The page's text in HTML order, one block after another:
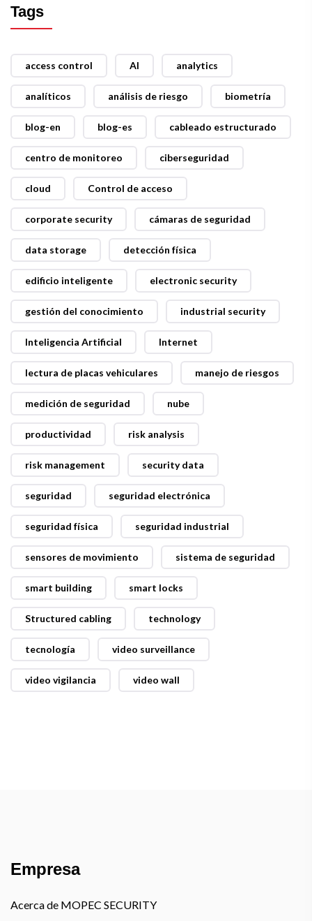
Tags
access control AI analytics
analíticos análisis de riesgo biometría
blog-en blog-es cableado estructurado
centro de monitoreo ciberseguridad
cloud Control de acceso
corporate security cámaras de seguridad
data storage detección física
edificio inteligente electronic security
gestión del conocimiento industrial security
Inteligencia Artificial Internet
lectura de placas vehiculares manejo de riesgos
medición de seguridad nube
productividad risk analysis
risk management security data
seguridad seguridad electrónica
seguridad física seguridad industrial
sensores de movimiento sistema de seguridad
smart building smart locks
Structured cabling technology
tecnología video surveillance
video vigilancia video wall
Empresa
Acerca de MOPEC SECURITY